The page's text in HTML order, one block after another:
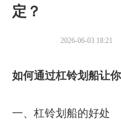
定？
2026-06-03 18:21
如何通过杠铃划船让
一、杠铃划船的好处